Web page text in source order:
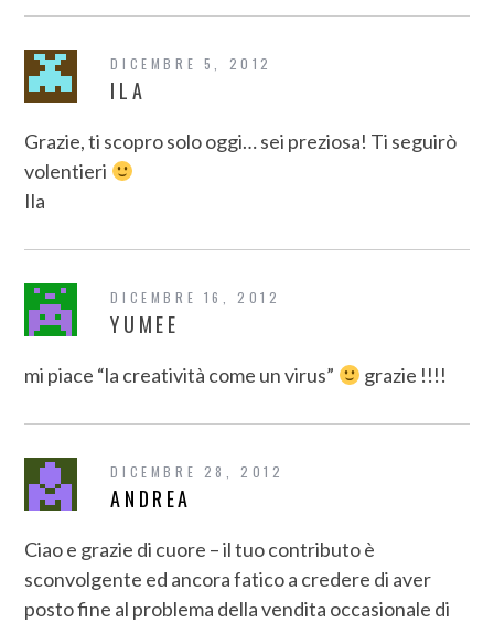
DICEMBRE 5, 2012
ILA
Grazie, ti scopro solo oggi… sei preziosa! Ti seguirò
volentieri
Ila
DICEMBRE 16, 2012
YUMEE
mi piace “la creatività come un virus” grazie !!!!
DICEMBRE 28, 2012
ANDREA
Ciao e grazie di cuore – il tuo contributo è
sconvolgente ed ancora fatico a credere di aver
posto fine al problema della vendita occasionale di